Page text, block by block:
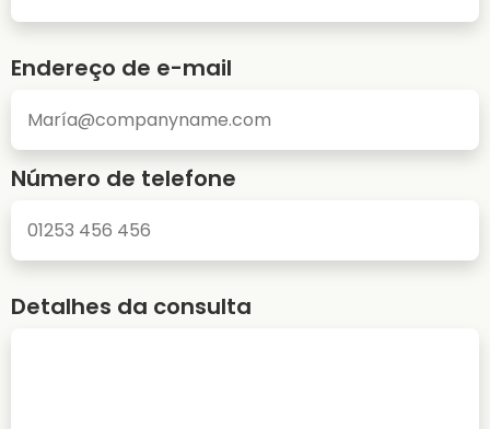
Endereço de e-mail
Número de telefone
Detalhes da consulta